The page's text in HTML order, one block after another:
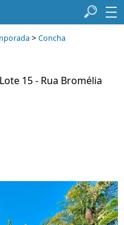
> Concha
15 - Rua Bromélia